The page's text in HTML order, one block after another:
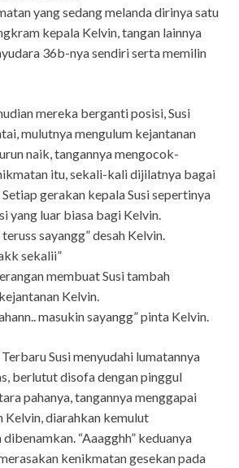
yang sedang melanda dirinya satu
kepala Kelvin, tangan lainnya
36b-nya sendiri serta memilin
mereka berganti posisi, Susi
mulutnya mengulum kejantanan
naik, tangannya mengocok-
itu, sekali-kali dijilatnya bagai
gerakan kepala Susi sepertinya
yang luar biasa bagi Kelvin.
teruss sayangg” desah Kelvin.
sekalii”
membuat Susi tambah
Kelvin.
masukin sayangg” pinta Kelvin.
Susi menyudahi lumatannya
berlutut disofa dengan pinggul
pahanya, tangannya menggapai
Kelvin, diarahkan kemulut
“Aaagghh” keduanya
kenikmatan gesekan pada